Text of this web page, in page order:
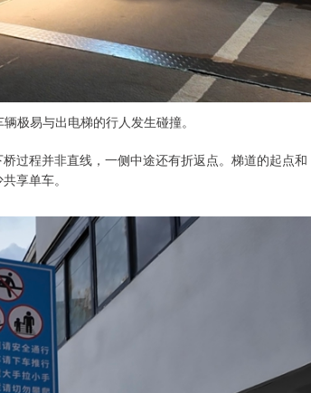
极易与出电梯的行人发生碰撞。
过程并非直线，一侧中途还有折返点。梯道的起点和
享单车。